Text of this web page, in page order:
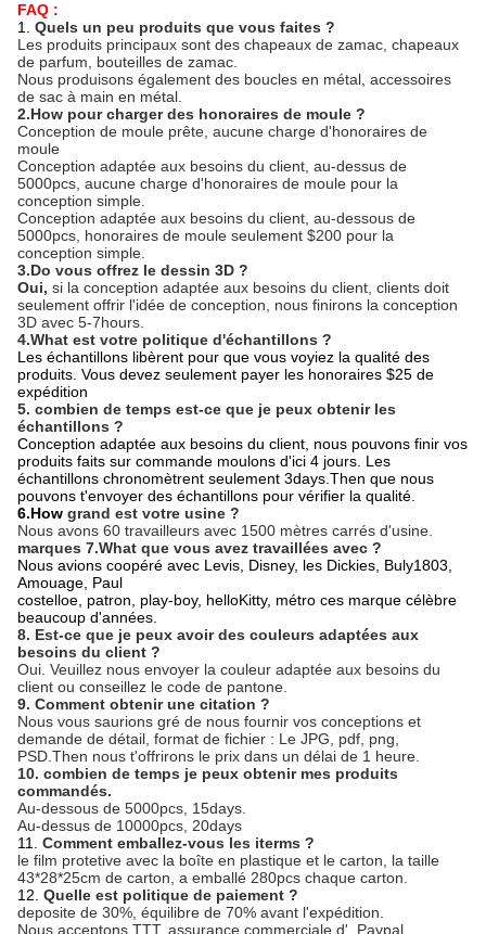
FAQ :
1. Quels un peu produits que vous faites ?
Les produits principaux sont des chapeaux de zamac, chapeaux
de parfum, bouteilles de zamac.
Nous produisons également des boucles en métal, accessoires
de sac à main en métal.
2.How pour charger des honoraires de moule ?
Conception de moule prête, aucune charge d'honoraires de
moule
Conception adaptée aux besoins du client, au-dessus de
5000pcs, aucune charge d'honoraires de moule pour la
conception simple.
Conception adaptée aux besoins du client, au-dessous de
5000pcs, honoraires de moule seulement $200 pour la
conception simple.
3.Do vous offrez le dessin 3D ?
Oui, si la conception adaptée aux besoins du client, clients doit
seulement offrir l'idée de conception, nous finirons la conception
3D avec 5-7hours.
4.What est votre politique d'échantillons ?
Les échantillons libèrent pour que vous voyiez la qualité des
produits. Vous devez seulement payer les honoraires $25 de
expédition
5. combien de temps est-ce que je peux obtenir les
échantillons ?
Conception adaptée aux besoins du client, nous pouvons finir vos
produits faits sur commande moulons d'ici 4 jours. Les
échantillons chronomètrent seulement 3days.Then que nous
pouvons t'envoyer des échantillons pour vérifier la qualité.
6.How grand est votre usine ?
Nous avons 60 travailleurs avec 1500 mètres carrés d'usine.
marques 7.What que vous avez travaillées avec ?
Nous avions coopéré avec Levis, Disney, les Dickies, Buly1803,
Amouage, Paul
costelloe, patron, play-boy, helloKitty, métro ces marque célèbre
beaucoup d'années.
8. Est-ce que je peux avoir des couleurs adaptées aux
besoins du client ?
Oui. Veuillez nous envoyer la couleur adaptée aux besoins du
client ou conseillez le code de pantone.
9. Comment obtenir une citation ?
Nous vous saurions gré de nous fournir vos conceptions et
demande de détail, format de fichier : Le JPG, pdf, png,
PSD.Then nous t'offrirons le prix dans un délai de 1 heure.
10. combien de temps je peux obtenir mes produits
commandés.
Au-dessous de 5000pcs, 15days.
Au-dessus de 10000pcs, 20days
11. Comment emballez-vous les iterms ?
le film protetive avec la boîte en plastique et le carton, la taille
43*28*25cm de carton, a emballé 280pcs chaque carton.
12. Quelle est politique de paiement ?
deposite de 30%, équilibre de 70% avant l'expédition.
Nous acceptons TTT, assurance commerciale d', Paypal.